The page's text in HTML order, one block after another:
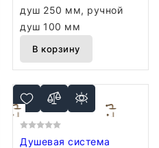
душ 250 мм, ручной
душ 100 мм
В корзину
Душевая система